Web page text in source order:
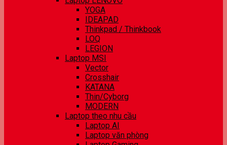
YOGA
IDEAPAD
Thinkpad / Thinkbook
LOQ
LEGION
Laptop MSI
Vector
Crosshair
KATANA
Thin/Cyborg
MODERN
Laptop theo nhu cầu
Laptop AI
Laptop văn phòng